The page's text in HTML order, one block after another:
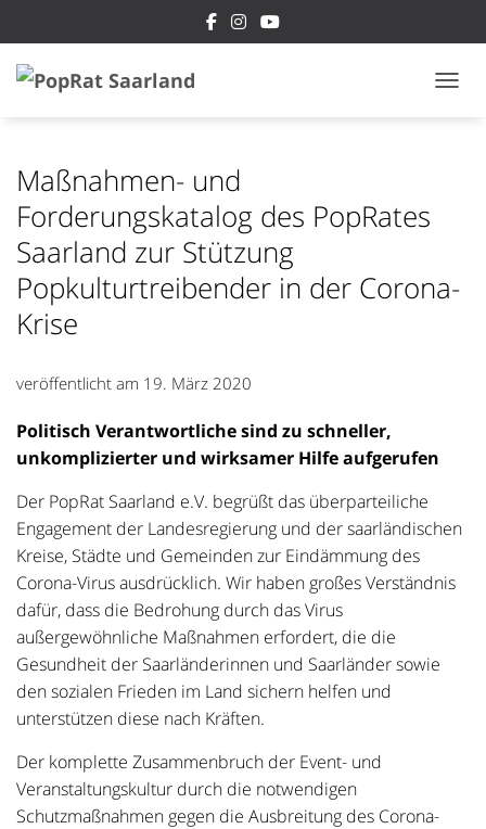
Maßnahmen- und
Forderungskatalog des PopRates
Saarland zur Stützung
Popkulturtreibender in der Corona-
Krise
veröffentlicht am 19. März 2020
Politisch Verantwortliche sind zu schneller,
unkomplizierter und wirksamer Hilfe aufgerufen
Der PopRat Saarland e.V. begrüßt das überparteiliche
Engagement der Landesregierung und der saarländischen
Kreise, Städte und Gemeinden zur Eindämmung des
Corona-Virus ausdrücklich. Wir haben großes Verständnis
dafür, dass die Bedrohung durch das Virus
außergewöhnliche Maßnahmen erfordert, die die
Gesundheit der Saarländerinnen und Saarländer sowie
den sozialen Frieden im Land sichern helfen und
unterstützen diese nach Kräften.
Der komplette Zusammenbruch der Event- und
Veranstaltungskultur durch die notwendigen
Schutzmaßnahmen gegen die Ausbreitung des Corona-